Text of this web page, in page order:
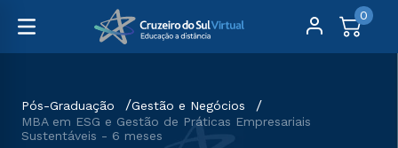
0
Pós-Graduação
Gestão e Negócios
MBA em ESG e Gestão de Práticas Empresariais
Sustentáveis - 6 meses